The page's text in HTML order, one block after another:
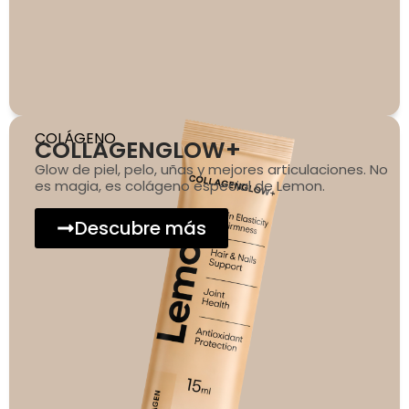
COLÁGENO
COLLAGENGLOW+
Glow de piel, pelo, uñas y mejores articulaciones. No
es magia, es colágeno especial de Lemon.
Descubre más